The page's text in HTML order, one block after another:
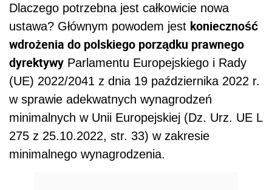
Dlaczego potrzebna jest całkowicie nowa
ustawa? Głównym powodem jest konieczność
wdrożenia do polskiego porządku prawnego
dyrektywy Parlamentu Europejskiego i Rady
(UE) 2022/2041 z dnia 19 października 2022 r.
w sprawie adekwatnych wynagrodzeń
minimalnych w Unii Europejskiej (Dz. Urz. UE L
275 z 25.10.2022, str. 33) w zakresie
minimalnego wynagrodzenia.